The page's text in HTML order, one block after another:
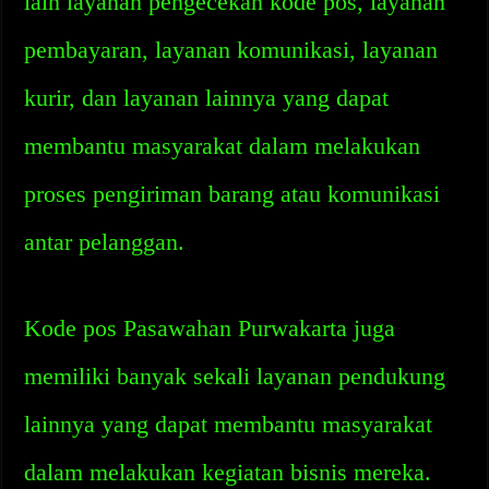
pembayaran, layanan komunikasi, layanan
kurir, dan layanan lainnya yang dapat
membantu masyarakat dalam melakukan
proses pengiriman barang atau komunikasi
antar pelanggan.
Kode pos Pasawahan Purwakarta juga
memiliki banyak sekali layanan pendukung
lainnya yang dapat membantu masyarakat
dalam melakukan kegiatan bisnis mereka.